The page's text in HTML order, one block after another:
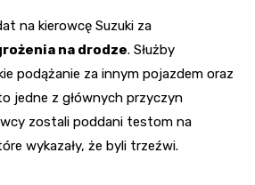
na kierowcę Suzuki za
na drodze. Służby
podążanie za innym pojazdem oraz
jedne z głównych przyczyn
zostali poddani testom na
wykazały, że byli trzeźwi.